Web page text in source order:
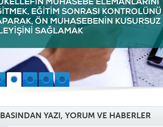
BASINDAN YAZI, YORUM VE HABERLER